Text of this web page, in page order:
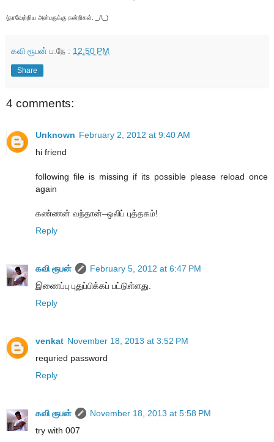
(தரவேற்றிய அன்பருக்கு நன்றிகள். _/\_)
கவி ரூபன் ப.நே : 12:50 PM
Share
4 comments:
Unknown February 2, 2012 at 9:40 AM
hi friend
following file is missing if its possible please reload once
again
கண்ணன் வந்தான்–ஒலிப் புத்தகம்!
Reply
கவி ரூபன்
February 5, 2012 at 6:47 PM
இணைப்பு புதுப்பிக்கப் பட்டுள்ளது.
Reply
venkat November 18, 2013 at 3:52 PM
requried password
Reply
கவி ரூபன்
November 18, 2013 at 5:58 PM
try with 007